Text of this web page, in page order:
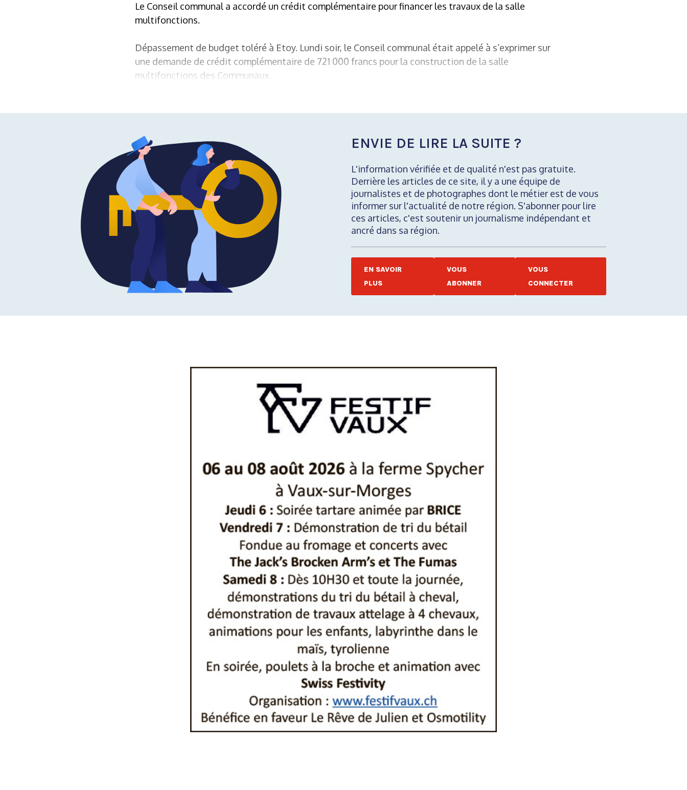
Le Conseil communal a accordé un crédit complémentaire pour financer les travaux de la salle
multifonctions.
Dépassement de budget toléré à Etoy. Lundi soir, le Conseil communal était appelé à s’exprimer sur
une demande de crédit complémentaire de 721 000 francs pour la construction de la salle
multifonctions des Communaux.
ENVIE DE LIRE LA SUITE ?
L'information vérifiée et de qualité n'est pas gratuite.
Derrière les articles de ce site, il y a une équipe de
journalistes et de photographes dont le métier est de vous
informer sur l'actualité de notre région. S'abonner pour lire
ces articles, c'est soutenir un journalisme indépendant et
ancré dans sa région.
EN SAVOIR
PLUS
VOUS
ABONNER
VOUS
CONNECTER